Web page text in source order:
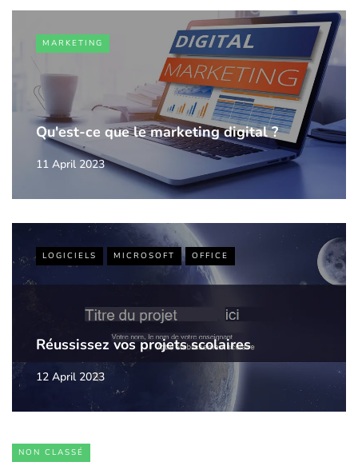
MARKETING
Qu'est-ce que le marketing digital ?
11 April 2023
LOGICIELS MICROSOFT OFFICE
Réussissez vos projets scolaires
12 April 2023
NON CLASSÉ